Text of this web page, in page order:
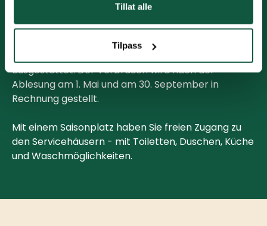
Tillat alle
Tilpass
Die Zahlung erfolgt am 15. Februar und am 15.
August.
ausgestattet. Der Verbrauch wird nach der
Ablesung am 1. Mai und am 30. September in
Rechnung gestellt.
Mit einem Saisonplatz haben Sie freien Zugang zu
den Servicehäusern - mit Toiletten, Duschen, Küche
und Waschmöglichkeiten.